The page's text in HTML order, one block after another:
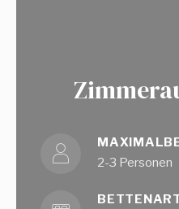
2-3 Personen